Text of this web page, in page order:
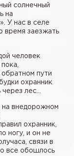
солнечный
на
У нас в селе
время заезжать
человек
пути
охранник
лес…
на внедорожном
охранник,
ногу, и он не
связи в
все обошлось